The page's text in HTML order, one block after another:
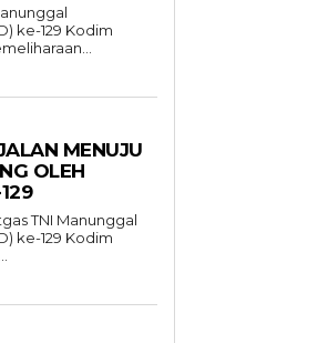
ke-129 Kodim
MENUJU
OLEH
TNI Manunggal
ke-129 Kodim